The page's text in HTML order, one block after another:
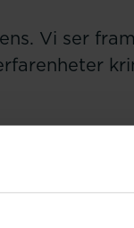
Vi ser